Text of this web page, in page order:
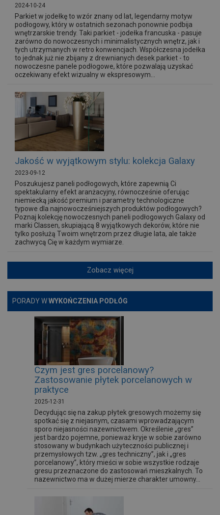
2024-10-24
Parkiet w jodełkę to wzór znany od lat, legendarny motyw
podłogowy, który w ostatnich sezonach ponownie podbija
wnętrzarskie trendy. Taki parkiet - jodełka francuska - pasuje
zarówno do nowoczesnych i minimalistycznych wnętrz, jak i
tych utrzymanych w retro konwencjach. Współczesna jodełka
to jednak już nie zbijany z drewnianych desek parkiet - to
nowoczesne panele podłogowe, które pozwalają uzyskać
oczekiwany efekt wizualny w ekspresowym...
Jakość w wyjątkowym stylu: kolekcja Galaxy
2023-09-12
Poszukujesz paneli podłogowych, które zapewnią Ci
spektakularny efekt aranżacyjny, równocześnie oferując
niemiecką jakość premium i parametry technologiczne
typowe dla najnowocześniejszych produktów podłogowych?
Poznaj kolekcję nowoczesnych paneli podłogowych Galaxy od
marki Classen, skupiającą 8 wyjątkowych dekorów, które nie
tylko posłużą Twoim wnętrzom przez długie lata, ale także
zachwycą Cię w każdym wymiarze.
Zobacz więcej
PORADY WWYKOŃCZENIA PODŁÓG
Czym jest gres porcelanowy?
Zastosowanie płytek porcelanowych w
praktyce
2025-12-31
Decydując się na zakup płytek gresowych możemy się
spotkać się z niejasnym, czasami wprowadzającym
sporo niejasności nazewnictwem. Określenie „gres”
jest bardzo pojemne, ponieważ kryje w sobie zarówno
stosowany w budynkach użyteczności publicznej i
przemysłowych tzw. „gres techniczny”, jak i „gres
porcelanowy”, który mieści w sobie wszystkie rodzaje
gresu przeznaczone do zastosowań mieszkalnych. To
nazewnictwo ma w dużej mierze charakter umowny...